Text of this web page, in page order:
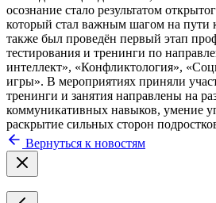
осознание стало результатом
который стал важным шагом на пути
также был проведён первый этап
тестирования и тренинги по
интеллект», «Конфликтология»,
игры». В мероприятиях приняли
тренинги и занятия направлены на
коммуникативных навыков, умение
раскрытие сильных сторон
Вернуться к новостям